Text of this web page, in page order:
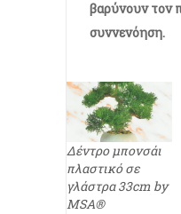
βαρύνουν τον
συννενόηση.
Δέντρο μπονσάι
πλαστικό σε
γλάστρα 33cm by
MSA®